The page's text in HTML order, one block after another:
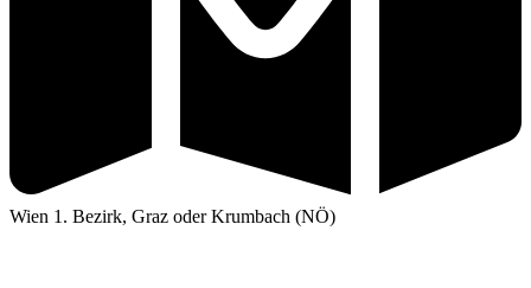
Wien 1. Bezirk, Graz oder Krumbach (NÖ)